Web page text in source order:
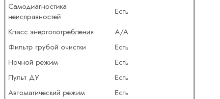
Самодиагностика
неисправностей
Есть
Класс энергопотребления
A/A
Фильтр грубой очистки
Есть
Ночной режим
Есть
Пульт ДУ
Есть
Автоматический режим
Есть